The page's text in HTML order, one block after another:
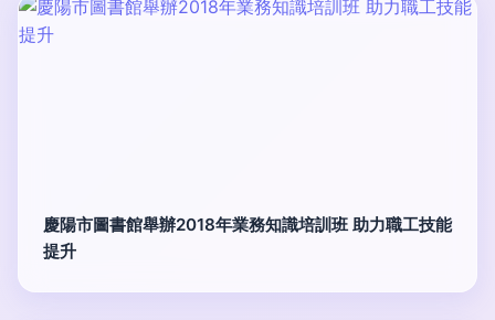
慶陽市圖書館舉辦2018年業務知識培訓班 助力職工技能
提升